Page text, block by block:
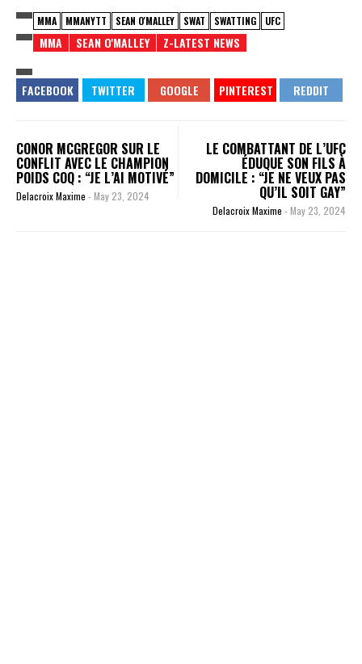
MMA MMANYTT SEAN O'MALLEY SWAT SWATTING UFC
MMA SEAN O'MALLEY Z-LATEST NEWS
CONOR MCGREGOR SUR LE
CONFLIT AVEC LE CHAMPION
POIDS COQ : “JE L’AI MOTIVÉ”
Delacroix Maxime - May 23, 2024
LE COMBATTANT DE L’UFC
ÉDUQUE SON FILS À
DOMICILE : “JE NE VEUX PAS
QU’IL SOIT GAY”
Delacroix Maxime - May 23, 2024